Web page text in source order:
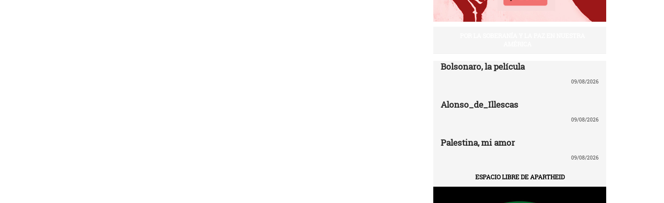
Bolsonaro, la película
09/08/2026
Alonso_de_Illescas
09/08/2026
Palestina, mi amor
09/08/2026
ESPACIO LIBRE DE APARTHEID